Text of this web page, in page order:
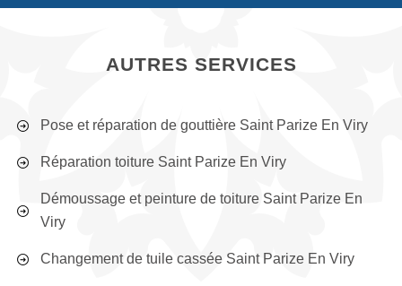
AUTRES SERVICES
Pose et réparation de gouttière Saint Parize En Viry
Réparation toiture Saint Parize En Viry
Démoussage et peinture de toiture Saint Parize En
Viry
Changement de tuile cassée Saint Parize En Viry